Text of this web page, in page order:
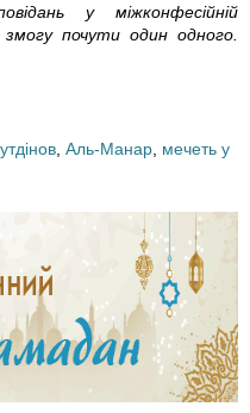
у міжконфесійній
почути один одного.
Аль-Манар мечеть у